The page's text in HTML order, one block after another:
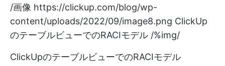
/画像 https://clickup.com/blog/wp-
content/uploads/2022/09/image8.png ClickUp
のテーブルビューでのRACIモデル /%img/
ClickUpのテーブルビューでのRACIモデル